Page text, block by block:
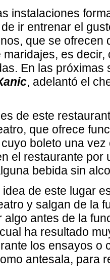
instalaciones
ir entrenar el
que se ofrecen
es decir,
En las próximas
, adelantó el
de este
que ofrece
boleto una
el restaurante por
bebida sin
idea de este lugar
y salgan de la
antes de la
ha resultado
los ensayos o
antesala, para